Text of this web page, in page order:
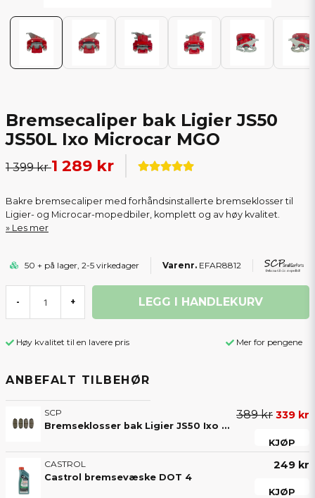
Bremsecaliper bak Ligier JS50
JS50L Ixo Microcar MGO
1 399 kr1 289 kr
Bakre bremsecaliper med forhåndsinstallerte bremseklosser til
Ligier- og Microcar-mopedbiler, komplett og av høy kvalitet.
Les mer
50 + på lager, 2-5 virkedager EFAR8812
- + LEGG I HANDLEKURV
Høy kvalitet til en lavere pris Mer for pengene
ANBEFALT TILBEHØR
SCP
Bremseklosser bak Ligier JS50 Ixo Microcar MGO
389 kr 339 kr
KJØP
CASTROL
Castrol bremsevæske DOT 4
249 kr
KJØP